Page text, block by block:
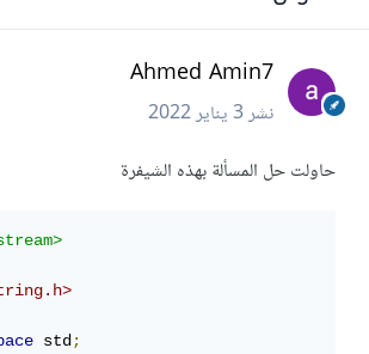
Ahmed Amin7
نشر3 يناير 2022
حاولت حل المسألة بهذه الشيفرة
std;